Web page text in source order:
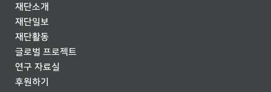
재단소개
재단일보
재단활동
글로벌 프로젝트
연구 자료실
후원하기